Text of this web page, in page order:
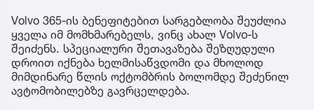
Volvo 365-ის ბენეფიტებით სარგებლობა შეუძლია
ყველა იმ მომხმარებელს, ვინც ახალ Volvo-ს
შეიძენს. სპეციალური შეთავაზება შეზღუდული
დროით იქნება ხელმისაწვდომი და მხოლოდ
მიმდინარე წლის ოქტომბრის ბოლომდე შეძენილ
ავტომობილებზე გავრცელდება.